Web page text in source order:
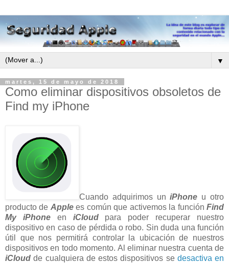
▼
martes, 15 de mayo de 2018
Como eliminar dispositivos obsoletos de
Find my iPhone
Cuando adquirimos uniPhone u otro
producto de Applees común que activemos la funciónFind
My iPhoneen iCloud para poder recuperar nuestro
dispositivo en caso de pérdida o robo. Sin duda una función
útil que nos permitirá controlar la ubicación de nuestros
dispositivos en todo momento. Al eliminar nuestra cuenta de
iCloudde cualquiera de estos dispositivos se desactiva en